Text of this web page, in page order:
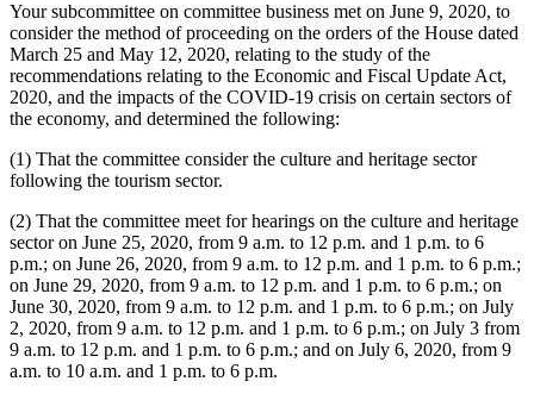
Your subcommittee on committee business met on June 9, 2020, to
consider the method of proceeding on the orders of the House dated
March 25 and May 12, 2020, relating to the study of the
recommendations relating to the Economic and Fiscal Update Act,
2020, and the impacts of the COVID-19 crisis on certain sectors of
the economy, and determined the following:
(1) That the committee consider the culture and heritage sector
following the tourism sector.
(2) That the committee meet for hearings on the culture and heritage
sector on June 25, 2020, from 9 a.m. to 12 p.m. and 1 p.m. to 6
p.m.; on June 26, 2020, from 9 a.m. to 12 p.m. and 1 p.m. to 6 p.m.;
on June 29, 2020, from 9 a.m. to 12 p.m. and 1 p.m. to 6 p.m.; on
June 30, 2020, from 9 a.m. to 12 p.m. and 1 p.m. to 6 p.m.; on July
2, 2020, from 9 a.m. to 12 p.m. and 1 p.m. to 6 p.m.; on July 3 from
9 a.m. to 12 p.m. and 1 p.m. to 6 p.m.; and on July 6, 2020, from 9
a.m. to 10 a.m. and 1 p.m. to 6 p.m.